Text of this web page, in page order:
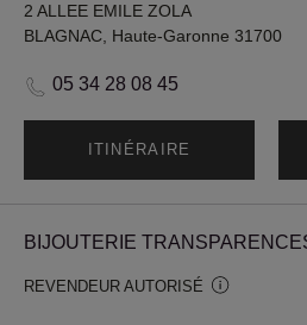
2 ALLEE EMILE ZOLA
BLAGNAC, Haute-Garonne 31700
05 34 28 08 45
ITINÉRAIRE
BIJOUTERIE
REVENDEUR AUTORISÉ